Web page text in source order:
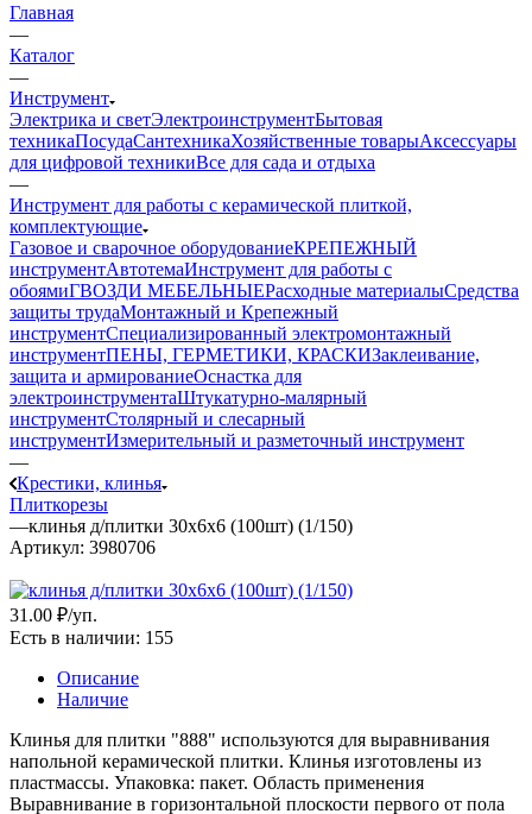
Главная
—
Каталог
—
Инструмент
Электрика и светЭлектроинструментБытовая
техникаПосудаСантехникаХозяйственные товарыАксессуары
для цифровой техникиВсе для сада и отдыха
—
Инструмент для работы с керамической плиткой,
комплектующие
Газовое и сварочное оборудованиеКРЕПЕЖНЫЙ
инструментАвтотемаИнструмент для работы с
обоямиГВОЗДИ МЕБЕЛЬНЫЕРасходные материалыСредства
защиты трудаМонтажный и Крепежный
инструментСпециализированный электромонтажный
инструментПЕНЫ, ГЕРМЕТИКИ, КРАСКИЗаклеивание,
защита и армированиеОснастка для
электроинструментаШтукатурно-малярный
инструментСтолярный и слесарный
инструментИзмерительный и разметочный инструмент
—
Крестики, клинья
Плиткорезы
—клинья д/плитки 30х6х6 (100шт) (1/150)
Артикул: 3980706
31 .00 ₽/уп.
Есть в наличии: 155
Описание
Наличие
Клинья для плитки "888" используются для выравнивания
напольной керамической плитки. Клинья изготовлены из
пластмассы. Упаковка: пакет. Область применения
Выравнивание в горизонтальной плоскости первого от пола